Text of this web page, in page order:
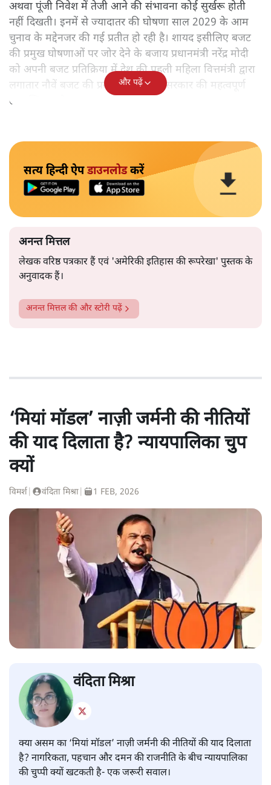
अथवा पूंजी निवेश में तेजी आने की संभावना कोई सुर्खरू होती
नहीं दिखती। इनमें से ज्यादातर की घोषणा साल 2029 के आम
चुनाव के मद्देनजर की गई प्रतीत हो रही है। शायद इसीलिए बजट
की प्रमुख घोषणाओं पर जोर देने के बजाय प्रधानमंत्री नरेंद्र मोदी
को अपनी बजट प्रतिक्रिया में देश की पहली महिला वित्तमंत्री द्वारा
लगातार नौवें बजट की प्रस्तुति को अपनी सरकार की महत्वपूर्ण
उपलब्धि बताने पर मजबूर होना पड़ा।
और पढ़ें
सत्य हिन्दी ऐपडाउनलोडकरें
अनन्त मित्तल
लेखक वरिष्ठ पत्रकार हैं एवं 'अमेरिकी इतिहास की रूपरेखा' पुस्तक के
अनुवादक हैं।
अनन्त मित्तलकी और स्टोरी पढ़ें
‘मियां मॉडल’ नाज़ी जर्मनी की नीतियों
की याद दिलाता है? न्यायपालिका चुप
क्यों
विमर्श वंदिता मिश्रा 1 FEB, 2026
वंदिता मिश्रा
क्या असम का ‘मियां मॉडल’ नाज़ी जर्मनी की नीतियों की याद दिलाता
है? नागरिकता, पहचान और दमन की राजनीति के बीच न्यायपालिका
की चुप्पी क्यों खटकती है- एक जरूरी सवाल।